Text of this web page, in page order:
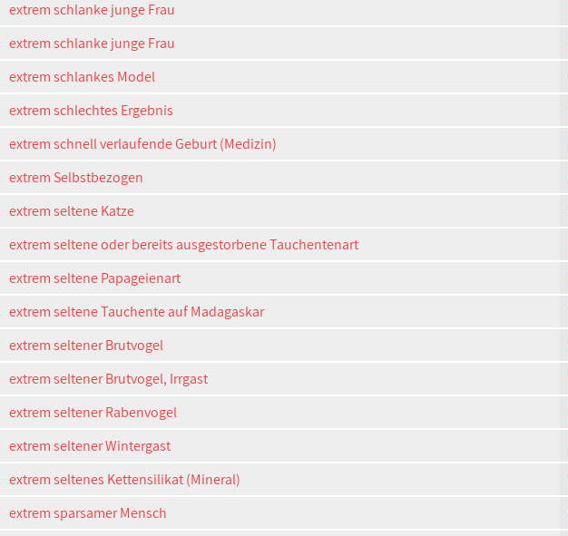
extrem schlanke junge Frau
extrem schlanke junge Frau
extrem schlankes Model
extrem schlechtes Ergebnis
extrem schnell verlaufende Geburt (Medizin)
extrem Selbstbezogen
extrem seltene Katze
extrem seltene oder bereits ausgestorbene Tauchentenart
extrem seltene Papageienart
extrem seltene Tauchente auf Madagaskar
extrem seltener Brutvogel
extrem seltener Brutvogel, Irrgast
extrem seltener Rabenvogel
extrem seltener Wintergast
extrem seltenes Kettensilikat (Mineral)
extrem sparsamer Mensch